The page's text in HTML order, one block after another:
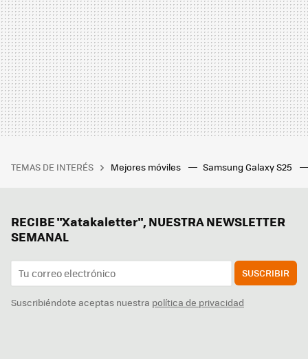
TEMAS DE INTERÉS Mejores móviles Samsung Galaxy S25
RECIBE "Xatakaletter", NUESTRA NEWSLETTER
SEMANAL
SUSCRIBIR
Suscribiéndote aceptas nuestra política de privacidad